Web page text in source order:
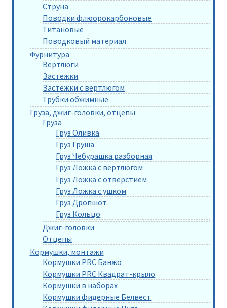
Струна
Поводки флюорокарбоновые
Титановые
Поводковый материал
Фурнитура
Вертлюги
Застежки
Застежки с вертлюгом
Трубки обжимные
Груза, джиг-головки, отцепы
Груза
Груз Оливка
Груз Груша
Груз Чебурашка разборная
Груз Ложка с вертлюгом
Груз Ложка с отверстием
Груз Ложка с ушком
Груз Дропшот
Груз Кольцо
Джиг-головки
Отцепы
Кормушки, монтажи
Кормушки PRC Банжо
Кормушки PRC Квадрат-крыло
Кормушки в наборах
Кормушки фидерные Белвест